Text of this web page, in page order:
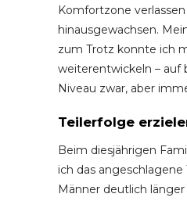
Komfortzone
hinausgewachsen.
zum Trotz konnte ich
weiterentwickeln – auf
Niveau zwar, aber
Teilerfolge
Beim diesjährigen
ich das
Männer deutlich